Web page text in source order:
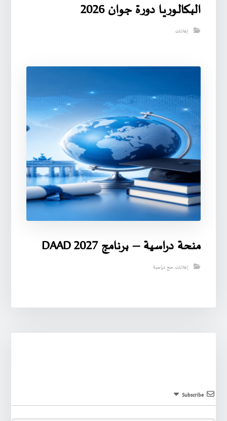
البـكالـوريـا دورة جوان 2026
إعلانات
منحة دراسية – برنامج DAAD 2027
إعلانات,منح دراسية
Subscribe